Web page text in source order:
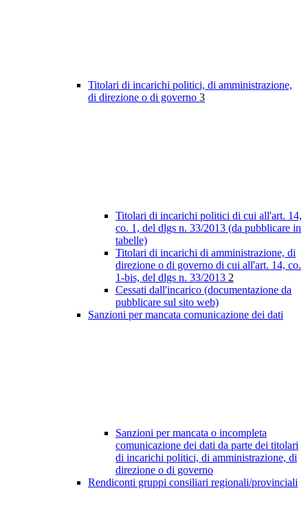
Titolari di incarichi politici, di amministrazione,
di direzione o di governo 3
Titolari di incarichi politici di cui all'art. 14,
co. 1, del dlgs n. 33/2013 (da pubblicare in
tabelle)
Titolari di incarichi di amministrazione, di
direzione o di governo di cui all'art. 14, co.
1-bis, del dlgs n. 33/2013 2
Cessati dall'incarico (documentazione da
pubblicare sul sito web)
Sanzioni per mancata comunicazione dei dati
Sanzioni per mancata o incompleta
comunicazione dei dati da parte dei titolari
di incarichi politici, di amministrazione, di
direzione o di governo
Rendiconti gruppi consiliari regionali/provinciali